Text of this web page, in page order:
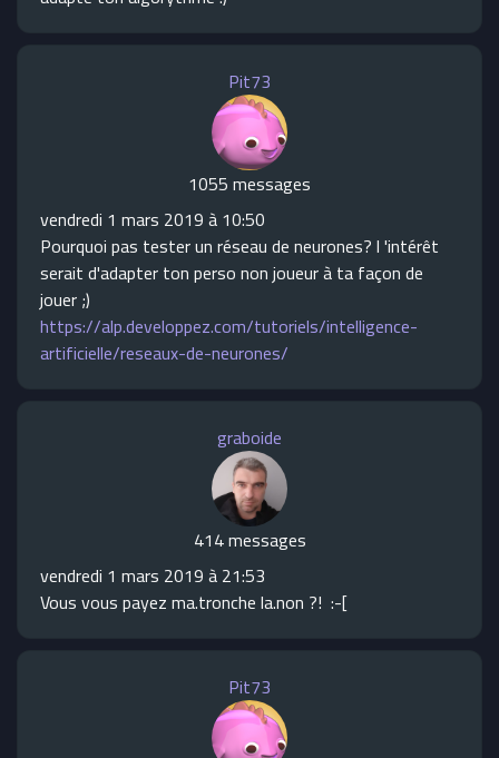
Pit73
1055 messages
vendredi 1 mars 2019 à 10:50
Pourquoi pas tester un réseau de neurones? l 'intérêt
serait d'adapter ton perso non joueur à ta façon de
jouer ;)
https://alp.developpez.com/tutoriels/intelligence-
artificielle/reseaux-de-neurones/
graboide
414 messages
vendredi 1 mars 2019 à 21:53
Vous vous payez ma.tronche la.non ?! :-[
Pit73